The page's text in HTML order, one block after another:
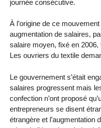
journée consécutive.
À l’origine de ce
augmentation de salaires,
salaire moyen, fixé en
Les ouvriers du textile
Le gouvernement s’était
salaires progressent mais
confection n’ont proposé
entrepreneurs se disent
étrangère et l’augmentation